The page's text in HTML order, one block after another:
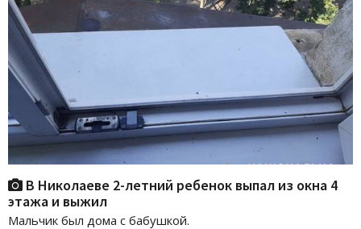
В Николаеве 2-летний ребенок выпал из окна 4
этажа и выжил
Мальчик был дома с бабушкой.